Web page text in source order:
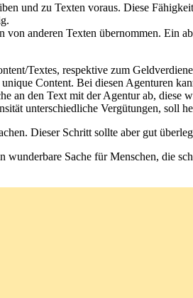
und zu Texten voraus. Diese
anderen Texten übernommen. Ein
Textes, respektive zum
Content. Bei diesen Agenturen
an den Text mit der Agentur ab, diese
unterschiedliche Vergütungen, soll
Dieser Schritt sollte aber gut
Sache für Menschen, die